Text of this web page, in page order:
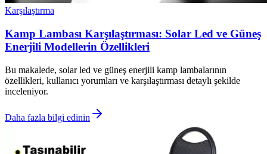
Karşılaştırma
Kamp Lambası Karşılaştırması: Solar Led ve Güneş
Enerjili Modellerin Özellikleri
Bu makalede, solar led ve güneş enerjili kamp lambalarının
özellikleri, kullanıcı yorumları ve karşılaştırması detaylı şekilde
inceleniyor.
Daha fazla bilgi edinin